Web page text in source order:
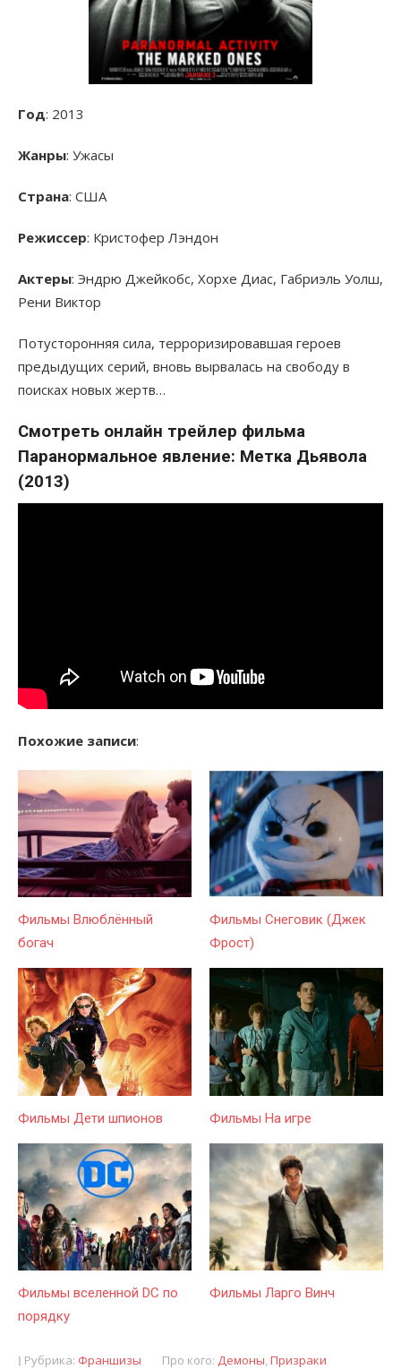
Год: 2013
Жанры: Ужасы
Страна: США
Режиссер: Кристофер Лэндон
Актеры: Эндрю Джейкобс, Хорхе Диас, Габриэль Уолш,
Рени Виктор
Потусторонняя сила, терроризировавшая героев
предыдущих серий, вновь вырвалась на свободу в
поисках новых жертв…
Смотреть онлайн трейлер фильма
Паранормальное явление: Метка Дьявола
(2013)
Похожие записи:
Фильмы Влюблённый
богач
Фильмы Снеговик (Джек
Фрост)
Фильмы Дети шпионов Фильмы На игре
Фильмы вселенной DC по
порядку
Фильмы Ларго Винч
Рубрика: Франшизы Про кого: Демоны,Призраки